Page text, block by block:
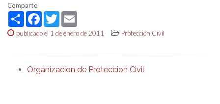
Comparte
ShareFacebook
Twitter
publicado el 1 de enero de 2011 Protección Civil
Organizacion de Proteccion Civil